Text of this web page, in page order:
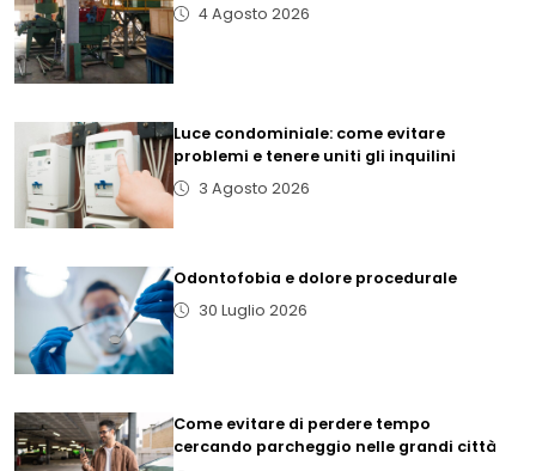
4 Agosto 2026
Luce condominiale: come evitare
problemi e tenere uniti gli inquilini
3 Agosto 2026
Odontofobia e dolore procedurale
30 Luglio 2026
Come evitare di perdere tempo
cercando parcheggio nelle grandi città